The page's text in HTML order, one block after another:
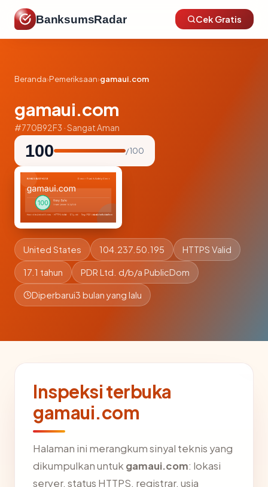
BanksumsRadar Cek Gratis
Beranda›Pemeriksaan›gamaui.com
gamaui.com
#770B92F3 · Sangat Aman
100 / 100
United States 104.237.50.195 HTTPS Valid
17.1 tahun PDR Ltd. d/b/a PublicDom
Diperbarui3 bulan yang lalu
Inspeksi terbuka
gamaui.com
Halaman ini merangkum sinyal teknis yang
dikumpulkan untuk gamaui.com: lokasi
server, status HTTPS, registrar, usia